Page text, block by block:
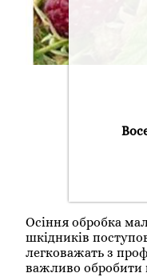
Осіння обробка
шкідників
легковажать з
важливо обробити